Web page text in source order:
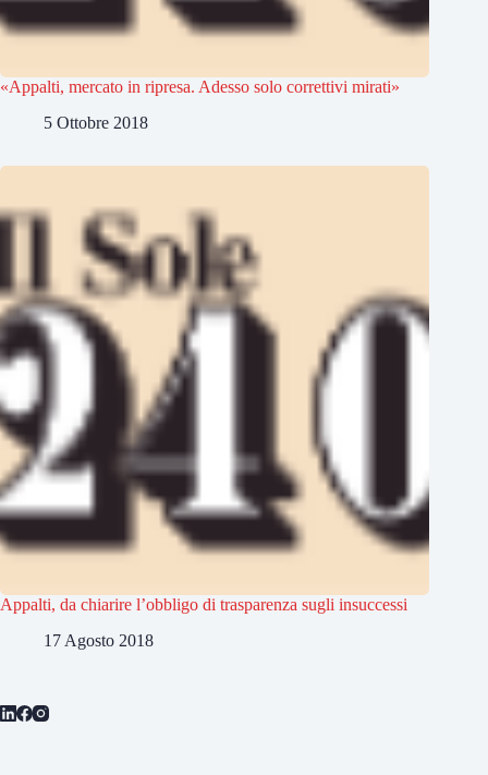
«Appalti, mercato in ripresa. Adesso solo correttivi mirati»
5 Ottobre 2018
Appalti, da chiarire l’obbligo di trasparenza sugli insuccessi
17 Agosto 2018